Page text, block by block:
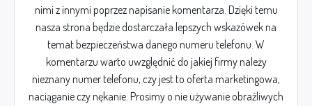
nimi z innymi poprzez napisanie komentarza. Dzięki temu
nasza strona będzie dostarczała lepszych wskazówek na
temat bezpieczeństwa danego numeru telefonu. W
komentarzu warto uwzględnić do jakiej firmy należy
nieznany numer telefonu, czy jest to oferta marketingowa,
naciąganie czy nękanie. Prosimy o nie używanie obraźliwych